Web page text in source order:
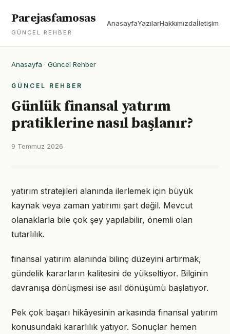
Parejasfamosas
GÜNCEL REHBER
AnasayfaYazılarHakkımızdaİletişim
Anasayfa · Güncel Rehber
GÜNCEL REHBER
Günlük finansal yatırım
pratiklerine nasıl başlanır?
9 Temmuz 2026
yatırım stratejileri alanında ilerlemek için büyük
kaynak veya zaman yatırımı şart değil. Mevcut
olanaklarla bile çok şey yapılabilir, önemli olan
tutarlılık.
finansal yatırım alanında bilinç düzeyini artırmak,
gündelik kararların kalitesini de yükseltiyor. Bilginin
davranışa dönüşmesi ise asıl dönüşümü başlatıyor.
Pek çok başarı hikâyesinin arkasında finansal yatırım
konusundaki kararlılık yatıyor. Sonuçlar hemen